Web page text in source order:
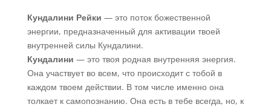
Кундалини Рейки — это поток божественной
энергии, предназначенный для активации твоей
внутренней силы Кундалини.
Кундалини — это твоя родная внутренняя энергия.
Она участвует во всем, что происходит с тобой в
каждом твоем действии. В том числе именно она
толкает к самопознанию. Она есть в тебе всегда, но, к